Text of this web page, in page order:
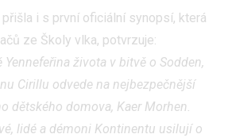
i s první oficiální synopsí, která
ze Školy vlka, potvrzuje:
Yennefeřina života v bitvě o Sodden,
Cirillu odvede na nejbezpečnější
dětského domova, Kaer Morhen.
lidé a démoni Kontinentu usilují o